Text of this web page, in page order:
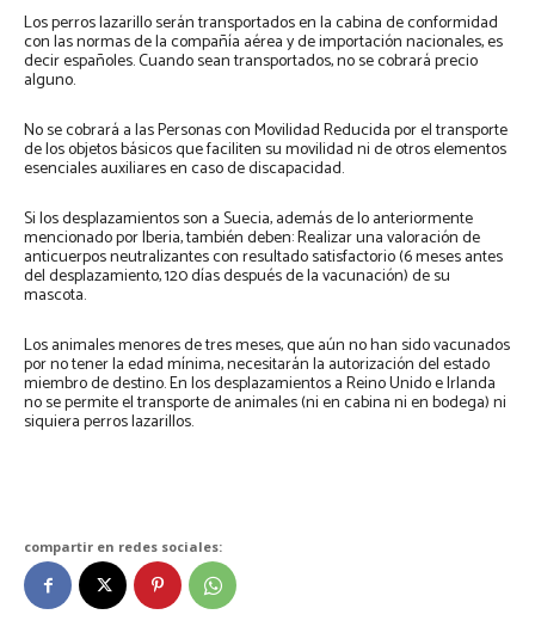
Los perros lazarillo serán transportados en la cabina de conformidad
con las normas de la compañía aérea y de importación nacionales, es
decir españoles. Cuando sean transportados, no se cobrará precio
alguno.
No se cobrará a las Personas con Movilidad Reducida por el transporte
de los objetos básicos que faciliten su movilidad ni de otros elementos
esenciales auxiliares en caso de discapacidad.
Si los desplazamientos son a Suecia, además de lo anteriormente
mencionado por Iberia, también deben: Realizar una valoración de
anticuerpos neutralizantes con resultado satisfactorio (6 meses antes
del desplazamiento, 120 días después de la vacunación) de su
mascota.
Los animales menores de tres meses, que aún no han sido vacunados
por no tener la edad mínima, necesitarán la autorización del estado
miembro de destino. En los desplazamientos a Reino Unido e Irlanda
no se permite el transporte de animales (ni en cabina ni en bodega) ni
siquiera perros lazarillos.
compartir en redes sociales: